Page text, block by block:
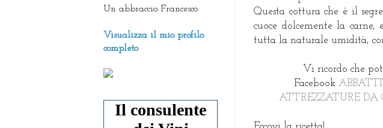
Questa cottura che è il
cuoce dolcemente la carne,
tutta la naturale umidità,
Vi ricordo che
Facebook
ATTREZZATURE DA
Un abbraccio Francesco
Visualizza il mio profilo
completo
Il consulente